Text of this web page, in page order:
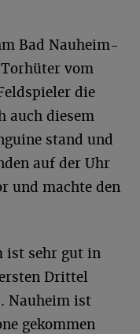
Bad Nauheim-
vom
die
auch diesem
stand und
auf der Uhr
und machte den
ist sehr gut in
Drittel
Nauheim ist
gekommen